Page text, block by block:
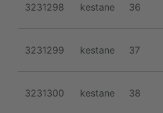
3231298 kestane 36
3231299 kestane 37
3231300 kestane 38